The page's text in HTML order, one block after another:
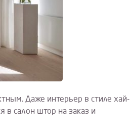
Даже интерьер в стиле хай-
в салон штор на заказ и